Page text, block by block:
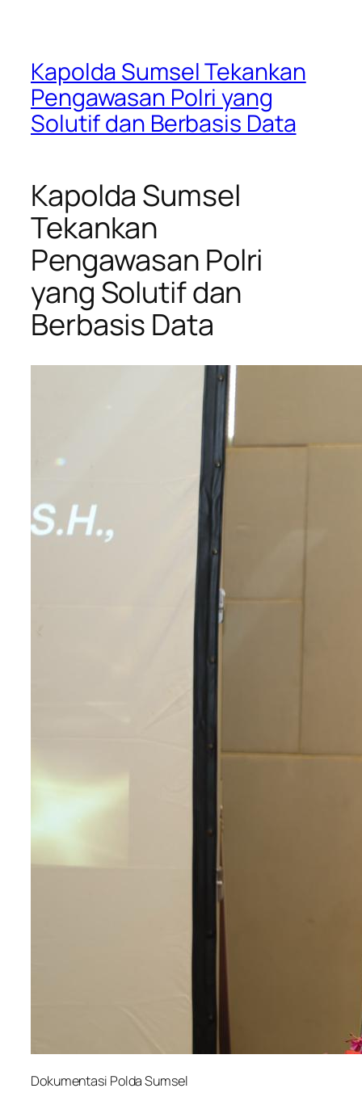
Kapolda Sumsel Tekankan
Pengawasan Polri yang
Solutif dan Berbasis Data
Kapolda Sumsel
Tekankan
Pengawasan Polri
yang Solutif dan
Berbasis Data
Dokumentasi Polda Sumsel